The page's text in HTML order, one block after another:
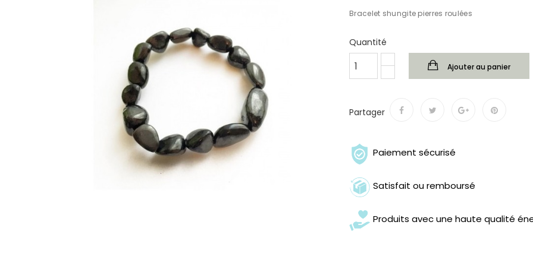
Bracelet shungite pierres roulées
Quantité
Ajouter au panier
Partager
Paiement sécurisé
Satisfait ou remboursé
Produits avec une haute qualité